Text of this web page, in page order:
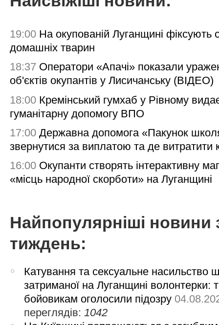
19:00 На окупованій Луганщині фіксують
домашніх тварин
18:37 Оператори «Апачі» показали
об'єктів окупантів у Лисичанську (ВІДЕО)
18:00 Кремінський гумхаб у Рівному
гуманітарну допомогу ВПО
17:00 Державна допомога «Пакунок
звернутися за виплатою та де витратити
16:00 Окупанти створять інтерактивну
«місць народної скорботи» на Луганщині
Найпопулярніші новини
тиждень:
Катування та сексуальне насильство
затриманої на Луганщині волонтерки:
бойовикам оголосили підозру
переглядів:1042